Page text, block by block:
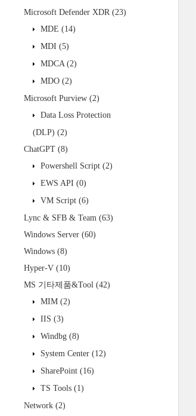
Microsoft Defender XDR (23)
MDE (14)
MDI (5)
MDCA (2)
MDO (2)
Microsoft Purview (2)
Data Loss Protection
(DLP) (2)
ChatGPT (8)
Powershell Script (2)
EWS API (0)
VM Script (6)
Lync & SFB & Team (63)
Windows Server (60)
Windows (8)
Hyper-V (10)
MS 기타제품&Tool (42)
MIM (2)
IIS (3)
Windbg (8)
System Center (12)
SharePoint (16)
TS Tools (1)
Network (2)